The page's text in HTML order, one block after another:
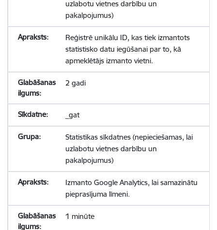
uzlabotu vietnes darbību un
pakalpojumus)
Reģistrē unikālu ID, kas tiek izmantots
statistisko datu iegūšanai par to, kā
apmeklētājs izmanto vietni.
2 gadi
_gat
Statistikas sīkdatnes (nepieciešamas, lai
uzlabotu vietnes darbību un
pakalpojumus)
Izmanto Google Analytics, lai samazinātu
pieprasījuma līmeni.
1 minūte